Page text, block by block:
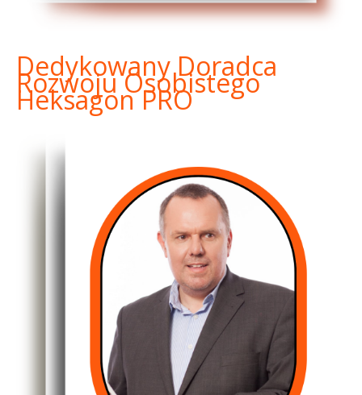
Dedykowany Doradca
Rozwoju Osobistego
Heksagon PRO